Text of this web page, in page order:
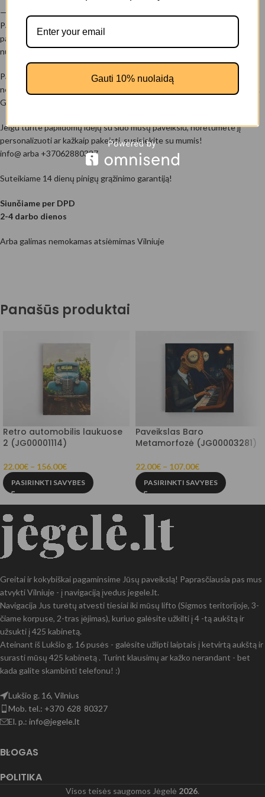
—-
Paveikslai gali būti puikus būdas pridėti akcentą jūsų namų interjerui,
parodyti jūsų unikalumą ir padaryti aplinką jaukesne. Be to, jie gali būti
nuostabi dovana draugams ir artimiesiems!
Pagaminimas: Paveikslas spausdintas ant drobės ekologiškais, aplinkai
nekenksmingais latex pagrindo dažais. Aptraukiamas ant medinio rėmo.
Gavus paveikslą, iškart galima kabinti ant sienos!
Jeigu turite papildomų idėjų su šiuo mūsų paveikslu, norėtumėte jį
personalizuoti ar kažkaip pakeisti. susisiekite su mumis!
info@ arba +37062880327
Suteikiame 14 dienų pinigų grąžinimo garantiją!
Siunčiame per DPD
2-4 darbo dienos
Arba galimas nemokamas atsiėmimas Vilniuje
Panašūs produktai
Retro automobilis laukuose
2 (JG00001114)
22.00€ – 156.00€
PASIRINKTI SAVYBES
Paveikslas Baro
Metamorfozė (JG00003281)
22.00€ – 107.00€
PASIRINKTI SAVYBES
Greitai ir kokybiškai pagaminsime Jūsų paveikslą! Paprasčiausia pas mus
atvykti Vilniuje - į navigaciją įvedus jegele.lt.
Navigacija Jus turėtų atvesti tiesiai iki mūsų lifto (Sigmos teritorijoje, 3-
čiame korpuse, 2-tras įėjimas), kuriuo galėsite užkilti į 4 -tą aukštą ir
užsukti į 425 kabinetą.
Ateinant iš Lukšio g. 16 pusės - galėsite užlipti laiptais į ketvirtą aukštą ir
surasti mūsų 425 kabinetą . Turint klausimų ar kažko nerandant - bet
kada galite skambinti telefonu! :)
Lukšio g. 16, Vilnius
Mob. tel.: +370 628 80327
El. p.: info@jegele.lt
BLOGAS
POLITIKA
Visos teisės saugomos Jėgelė 2026.
Gauti 10% nuolaidą